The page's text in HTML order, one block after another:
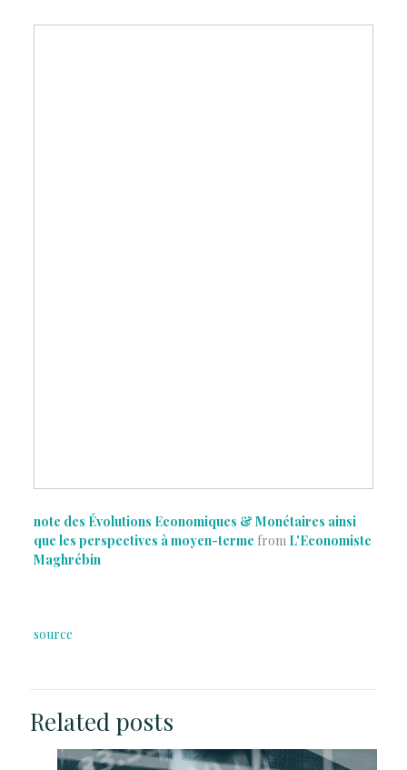
note des Évolutions Economiques & Monétaires ainsi
que les perspectives à moyen-terme from L'Economiste
Maghrébin
source
Related posts